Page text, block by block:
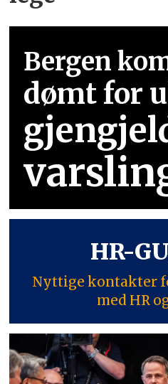
Bergen
dømt for
HR-
Nyttige kontakter
med HR